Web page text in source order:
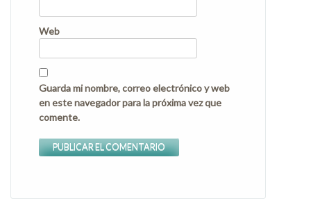
Web
Guarda mi nombre, correo electrónico y web
en este navegador para la próxima vez que
comente.